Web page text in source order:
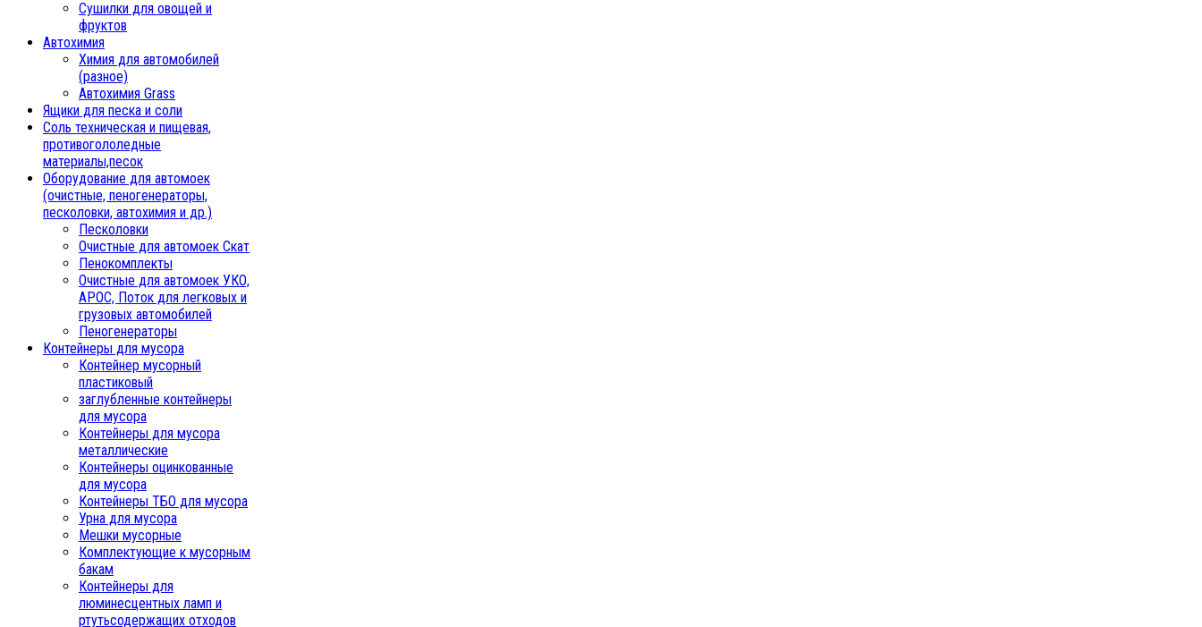
Сушилки для овощей и
фруктов
Автохимия
Химия для автомобилей
(разное)
Автохимия Grass
Ящики для песка и соли
Соль техническая и пищевая,
противогололедные
материалы,песок
Oборудование для автомоек
(очистные, пеногенераторы,
песколовки, автохимия и др.)
Песколовки
Очистные для автомоек Скат
Пенокомплекты
Очистные для автомоек УКО,
АРОС, Поток для легковых и
грузовых автомобилей
Пеногенераторы
Контейнеры для мусора
Контейнер мусорный
пластиковый
заглубленные контейнеры
для мусора
Контейнеры для мусора
металлические
Контейнеры оцинкованные
для мусора
Контейнеры ТБО для мусора
Урна для мусора
Мешки мусорные
Комплектующие к мусорным
бакам
Контейнеры для
люминесцентных ламп и
ртутьсодержащих отходов